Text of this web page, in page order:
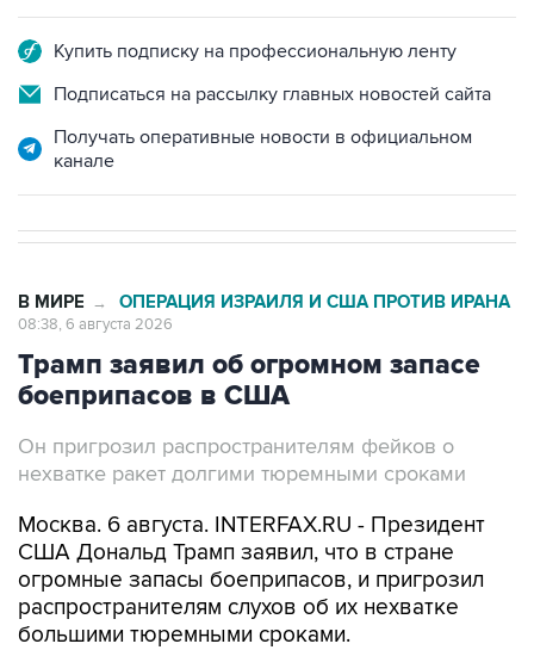
Купить подписку на профессиональную ленту
Подписаться на рассылку главных новостей сайта
Получать оперативные новости в официальном
канале
В МИРЕ → ОПЕРАЦИЯ ИЗРАИЛЯ И США ПРОТИВ ИРАНА
08:38, 6 августа 2026
Трамп заявил об огромном запасе
боеприпасов в США
Он пригрозил распространителям фейков о
нехватке ракет долгими тюремными сроками
Москва. 6 августа. INTERFAX.RU - Президент
США Дональд Трамп заявил, что в стране
огромные запасы боеприпасов, и пригрозил
распространителям слухов об их нехватке
большими тюремными сроками.